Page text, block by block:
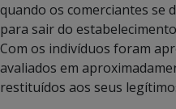
quando os comerciantes se
para sair do
Com os indivíduos foram
avaliados em
restituídos aos seus